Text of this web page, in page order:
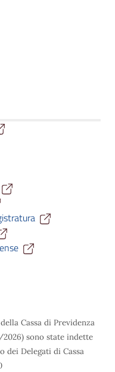
Cassa di Previdenza
2026) sono state indette
dei Delegati di Cassa